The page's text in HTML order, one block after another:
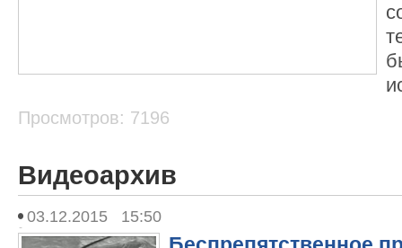
Просмотров: 7196
Видеоархив
03.12.2015 15:50